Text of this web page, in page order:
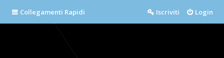
Collegamenti Rapidi Login
Iscriviti